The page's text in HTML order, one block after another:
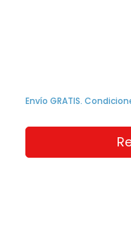
Envío GRATIS.